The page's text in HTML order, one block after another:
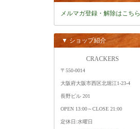
メルマガ登録・解除はこちら
▼ ショップ紹介
CRACKERS
〒550-0014
大阪府大阪市西区北堀江1-23-4
長野ビル 201
OPEN 13:00～CLOSE 21:00
定休日:水曜日